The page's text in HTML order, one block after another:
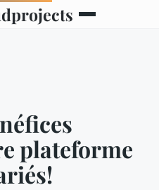
plateforme